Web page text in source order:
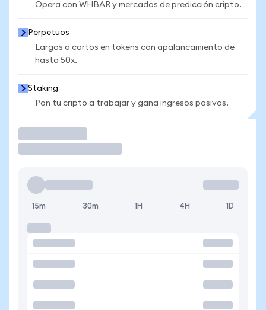
Opera con WHBAR y mercados de predicción cripto.
Perpetuos
Largos o cortos en tokens con apalancamiento de
hasta 50x.
Staking
Pon tu cripto a trabajar y gana ingresos pasivos.
15m 30m 1H 4H 1D